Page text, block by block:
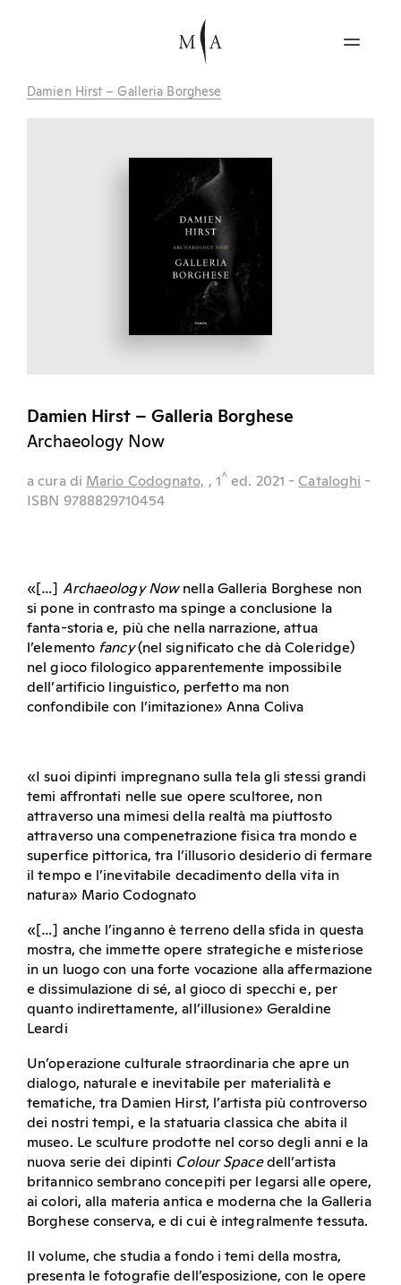
Damien Hirst – Galleria Borghese
Damien Hirst – Galleria Borghese
Archaeology Now
a cura di Mario Codognato, , 1^ ed. 2021 - Cataloghi -
ISBN 9788829710454
«[…] Archaeology Nownella Galleria Borghese non
si pone in contrasto ma spinge a conclusione la
fanta-storia e, più che nella narrazione, attua
l’elemento fancy(nel significato che dà Coleridge)
nel gioco filologico apparentemente impossibile
dell’artificio linguistico, perfetto ma non
confondibile con l’imitazione» Anna Coliva
«I suoi dipinti impregnano sulla tela gli stessi grandi
temi affrontati nelle sue opere scultoree, non
attraverso una mimesi della realtà ma piuttosto
attraverso una compenetrazione fisica tra mondo e
superfice pittorica, tra l’illusorio desiderio di fermare
il tempo e l’inevitabile decadimento della vita in
natura» Mario Codognato
«[…] anche l’inganno è terreno della sfida in questa
mostra, che immette opere strategiche e misteriose
in un luogo con una forte vocazione alla affermazione
e dissimulazione di sé, al gioco di specchi e, per
quanto indirettamente, all’illusione» Geraldine
Leardi
Un’operazione culturale straordinaria che apre un
dialogo, naturale e inevitabile per materialità e
tematiche, tra Damien Hirst, l’artista più controverso
dei nostri tempi, e la statuaria classica che abita il
museo. Le sculture prodotte nel corso degli anni e la
nuova serie dei dipinti Colour Spacedell’artista
britannico sembrano concepiti per legarsi alle opere,
ai colori, alla materia antica e moderna che la Galleria
Borghese conserva, e di cui è integralmente tessuta.
Il volume, che studia a fondo i temi della mostra,
presenta le fotografie dell’esposizione, con le opere